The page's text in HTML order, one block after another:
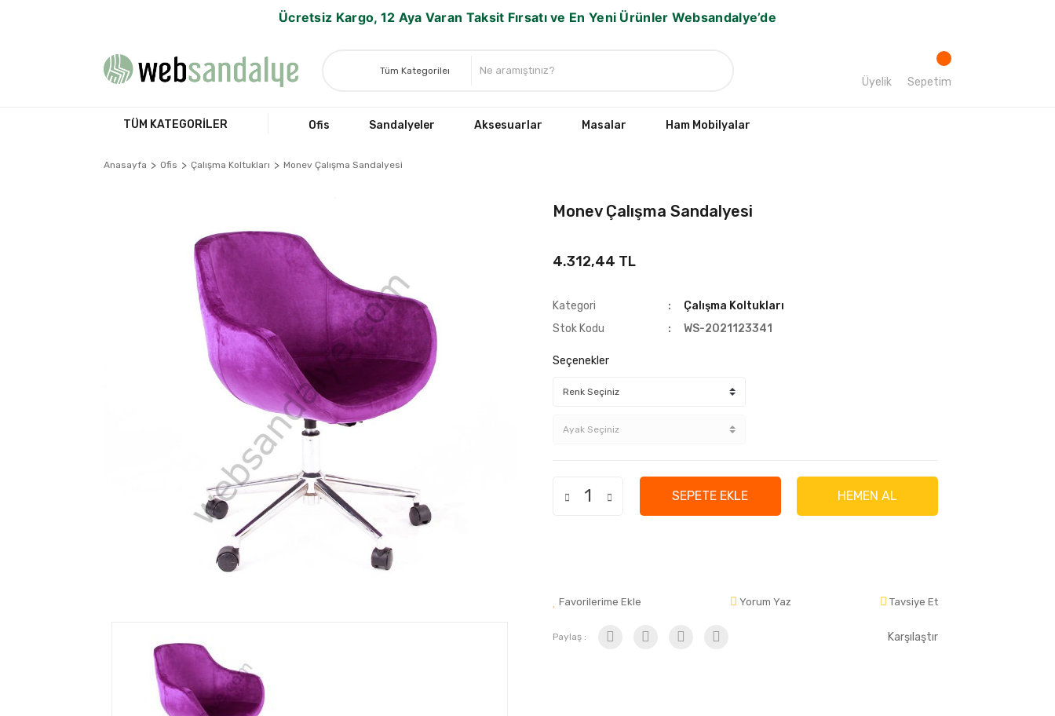
Ücretsiz Kargo, 12 Aya Varan Taksit Fırsatı ve En Yeni Ürünler Websandalye’de
Üyelik Sepetim
TÜM KATEGORİLER Ofis Sandalyeler Aksesuarlar Masalar Ham Mobilyalar
Anasayfa Ofis Çalışma Koltukları Monev Çalışma Sandalyesi
Monev Çalışma Sandalyesi
4.312,44 TL
Kategori
Çalışma Koltukları
Stok Kodu
WS-2021123341
Seçenekler
SEPETE EKLE HEMEN AL
Favorilerime Ekle Yorum Yaz Tavsiye Et
Paylaş : Karşılaştır